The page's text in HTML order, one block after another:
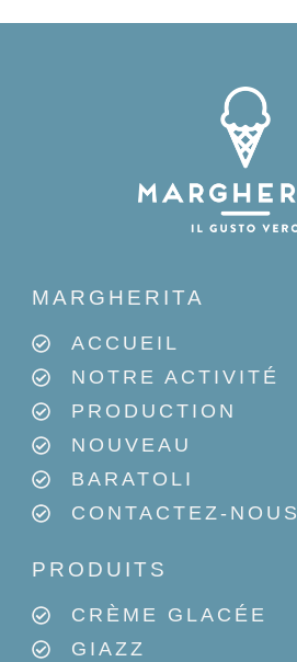
MARGHERITA
ACCUEIL
NOTRE ACTIVITÉ
PRODUCTION
NOUVEAU
BARATOLI
CONTACTEZ-NOUS
PRODUITS
CRÈME GLACÉE
GIAZZ